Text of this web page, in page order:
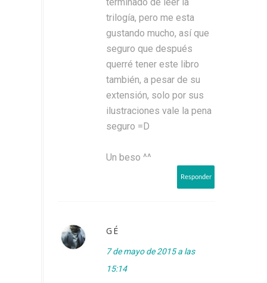
trilogía, pero me esta
gustando mucho, así que
seguro que después
querré tener este libro
también, a pesar de su
extensión, solo por sus
ilustraciones vale la pena
seguro =D
Un beso ^^
Responder
GÉ
7 de mayo de 2015 a las
15:14